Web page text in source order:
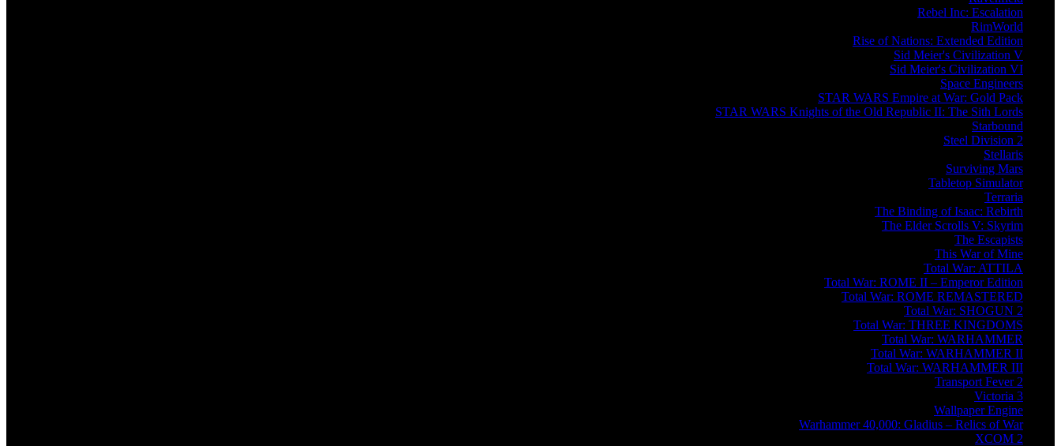
Rebel Inc: Escalation
RimWorld
Rise of Nations: Extended Edition
Sid Meier's Civilization V
Sid Meier's Civilization VI
Space Engineers
STAR WARS Empire at War: Gold Pack
STAR WARS Knights of the Old Republic II: The Sith Lords
Starbound
Steel Division 2
Stellaris
Surviving Mars
Tabletop Simulator
Terraria
The Binding of Isaac: Rebirth
The Elder Scrolls V: Skyrim
The Escapists
This War of Mine
Total War: ATTILA
Total War: ROME II – Emperor Edition
Total War: ROME REMASTERED
Total War: SHOGUN 2
Total War: THREE KINGDOMS
Total War: WARHAMMER
Total War: WARHAMMER II
Total War: WARHAMMER III
Transport Fever 2
Victoria 3
Wallpaper Engine
Warhammer 40,000: Gladius – Relics of War
XCOM 2